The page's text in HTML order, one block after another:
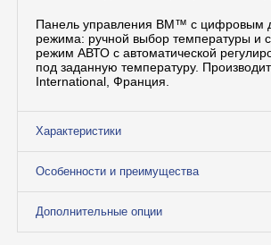
Панель управления BM™ с цифровым
режима: ручной выбор температуры и
режим АВТО с автоматической
под заданную температуру.
International, Франция.
Характеристики
Особенности и преимущества
Дополнительные опции